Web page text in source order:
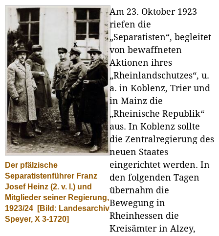
Der pfälzische
Separatistenführer Franz
Josef Heinz (2. v. l.) und
Mitglieder seiner Regierung,
1923/24
[Bild: Landesarchiv
Speyer, X 3-1720]
Am 23. Oktober 1923
riefen die
„Separatisten“, begleitet
von bewaffneten
Aktionen ihres
„Rheinlandschutzes“, u.
a. in Koblenz, Trier und
in Mainz die
„Rheinische Republik“
aus. In Koblenz sollte
die Zentralregierung des
neuen Staates
eingerichtet werden. In
den folgenden Tagen
übernahm die
Bewegung in
Rheinhessen die
Kreisämter in Alzey,